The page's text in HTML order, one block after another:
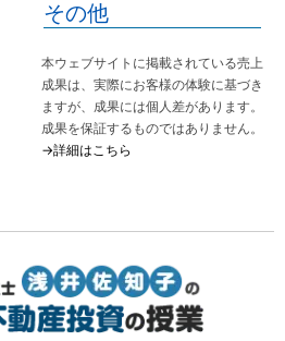
その他
本ウェブサイトに掲載されている売上
成果は、実際にお客様の体験に基づき
ますが、成果には個人差があります。
成果を保証するものではありません。
→詳細はこちら